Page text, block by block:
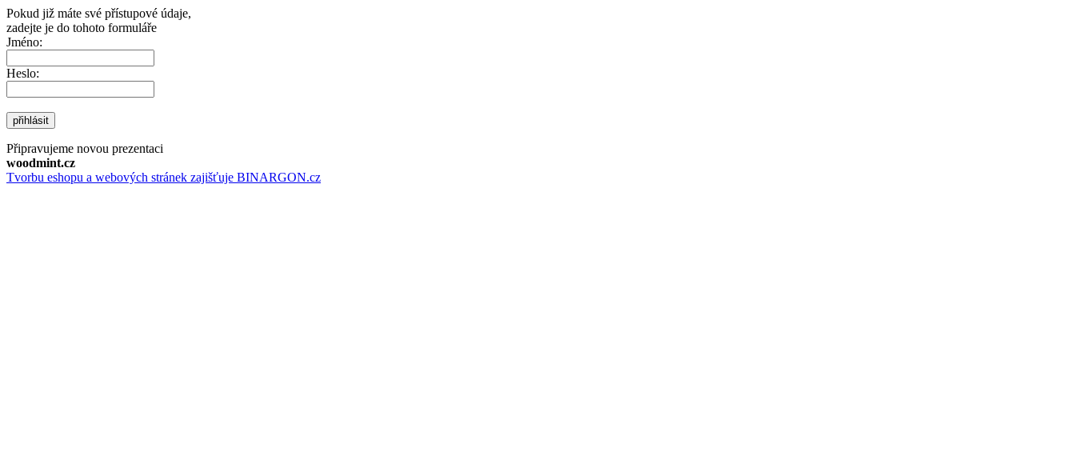
Pokud již máte své přístupové údaje,
zadejte je do tohoto formuláře
Jméno:
Heslo:
přihlásit
Připravujeme novou prezentaci
woodmint.cz
Tvorbu eshopu a webových stránek zajišťuje BINARGON.cz